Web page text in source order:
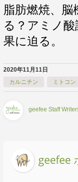
脂肪燃焼、脳
る？アミノ
果に迫る。
2020年11月11日
カルニチン
ミトコン
geefee Staff
geefee